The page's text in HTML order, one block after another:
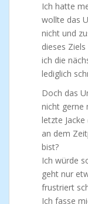
Ich hatte
wollte das
nicht und
dieses
ich die
lediglich
Doch das
nicht gerne
letzte
an dem
bist?
Ich würde
geht nur
frustriert
Ich fasse